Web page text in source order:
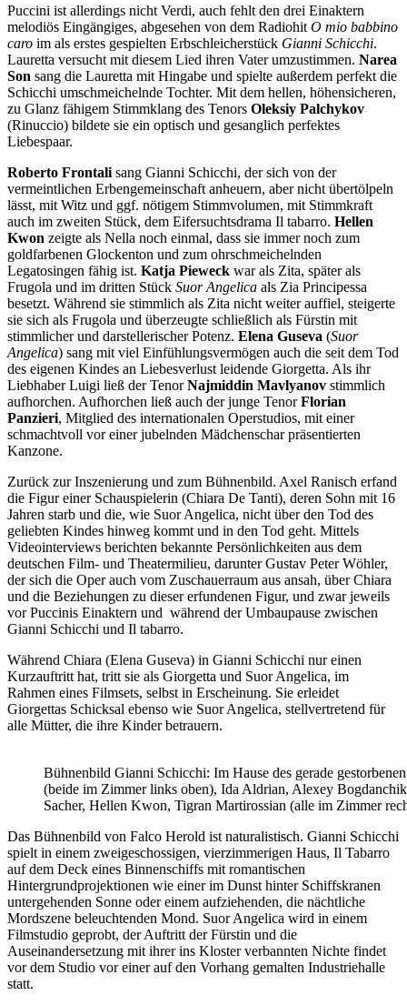
Puccini ist allerdings nicht Verdi, auch fehlt den drei Einaktern
melodiös Eingängiges, abgesehen von dem Radiohit O mio babbino
caro im als erstes gespielten Erbschleicherstück Gianni Schicchi.
Lauretta versucht mit diesem Lied ihren Vater umzustimmen. Narea
Son sang die Lauretta mit Hingabe und spielte außerdem perfekt die
Schicchi umschmeichelnde Tochter. Mit dem hellen, höhensicheren,
zu Glanz fähigem Stimmklang des Tenors Oleksiy Palchykov
(Rinuccio) bildete sie ein optisch und gesanglich perfektes
Liebespaar.
Roberto Frontali sang Gianni Schicchi, der sich von der
vermeintlichen Erbengemeinschaft anheuern, aber nicht übertölpeln
lässt, mit Witz und ggf. nötigem Stimmvolumen, mit Stimmkraft
auch im zweiten Stück, dem Eifersuchtsdrama Il tabarro. Hellen
Kwon zeigte als Nella noch einmal, dass sie immer noch zum
goldfarbenen Glockenton und zum ohrschmeichelnden
Legatosingen fähig ist. Katja Pieweck war als Zita, später als
Frugola und im dritten Stück Suor Angelica als Zia Principessa
besetzt. Während sie stimmlich als Zita nicht weiter auffiel, steigerte
sie sich als Frugola und überzeugte schließlich als Fürstin mit
stimmlicher und darstellerischer Potenz. Elena Guseva (Suor
Angelica) sang mit viel Einfühlungsvermögen auch die seit dem Tod
des eigenen Kindes an Liebesverlust leidende Giorgetta. Als ihr
Liebhaber Luigi ließ der TenorNajmiddin Mavlyanov stimmlich
aufhorchen. Aufhorchen ließ auch der junge TenorFlorian
Panzieri, Mitglied des internationalen Operstudios, mit einer
schmachtvoll vor einer jubelnden Mädchenschar präsentierten
Kanzone.
Zurück zur Inszenierung und zum Bühnenbild. Axel Ranisch erfand
die Figur einer Schauspielerin (Chiara De Tanti), deren Sohn mit 16
Jahren starb und die, wie Suor Angelica, nicht über den Tod des
geliebten Kindes hinweg kommt und in den Tod geht. Mittels
Videointerviews berichten bekannte Persönlichkeiten aus dem
deutschen Film- und Theatermilieu, darunter Gustav Peter Wöhler,
der sich die Oper auch vom Zuschauerraum aus ansah, über Chiara
und die Beziehungen zu dieser erfundenen Figur, und zwar jeweils
vor Puccinis Einaktern und während der Umbaupause zwischen
Gianni Schicchi und Il tabarro.
Während Chiara (Elena Guseva) in Gianni Schicchi nur einen
Kurzauftritt hat, tritt sie als Giorgetta und Suor Angelica, im
Rahmen eines Filmsets, selbst in Erscheinung. Sie erleidet
Giorgettas Schicksal ebenso wie Suor Angelica, stellvertretend für
alle Mütter, die ihre Kinder betrauern.
Bühnenbild Gianni Schicchi: Im Hause des gerade
(beide im Zimmer links oben), Ida Aldrian, Alexey
Sacher, Hellen Kwon, Tigran Martirossian (alle im Zimmer
Das Bühnenbild von Falco Herold ist naturalistisch. Gianni Schicchi
spielt in einem zweigeschossigen, vierzimmerigen Haus, Il Tabarro
auf dem Deck eines Binnenschiffs mit romantischen
Hintergrundprojektionen wie einer im Dunst hinter Schiffskranen
untergehenden Sonne oder einem aufziehenden, die nächtliche
Mordszene beleuchtenden Mond. Suor Angelica wird in einem
Filmstudio geprobt, der Auftritt der Fürstin und die
Auseinandersetzung mit ihrer ins Kloster verbannten Nichte findet
vor dem Studio vor einer auf den Vorhang gemalten Industriehalle
statt.